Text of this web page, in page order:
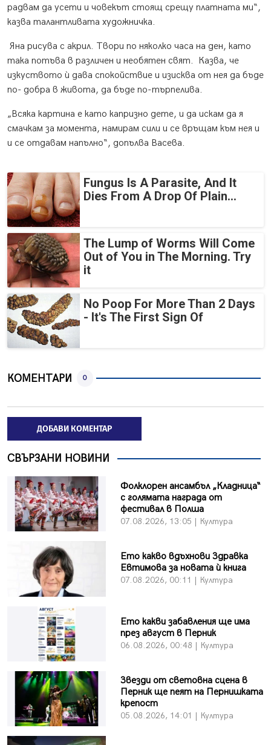
радвам да усети и човекът стоящ срещу платната ми“,
казва талантливата художничка.
Яна рисува с акрил. Твори по няколко часа на ден, като
така потъва в различен и необятен свят. Казва, че
изкуството ѝ дава спокойствие и изисква от нея да бъде
по- добра в живота, да бъде по-търпелива.
„Всяка картина е като капризно дете, и да искам да я
смачкам за момента, намирам сили и се връщам към нея и
и се отдавам напълно“, допълва Васева.
Fungus Is A Parasite, And It
Dies From A Drop Of Plain...
The Lump of Worms Will Come
Out of You in The Morning. Try
it
No Poop For More Than 2 Days
- It's The First Sign Of
КОМЕНТАРИ 0
ДОБАВИ КОМЕНТАР
СВЪРЗАНИ НОВИНИ
Фолклорен ансамбъл „Кладница“
с голямата награда от
фестивал в Полша
07.08.2026, 13:05 | Култура
Ето какво вдъхнови Здравка
Евтимова за новата ѝ книга
07.08.2026, 00:11 | Култура
Ето какви забавления ще има
през август в Перник
06.08.2026, 00:48 | Култура
Звезди от световна сцена в
Перник ще пеят на Пернишката
крепост
05.08.2026, 14:01 | Култура